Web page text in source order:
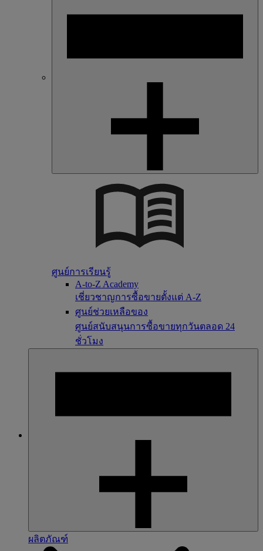
ศูนย์การเรียนรู้
A-to-Z Academy
เชี่ยวชาญการซื้อขายตั้งแต่ A-Z
ศูนย์ช่วยเหลือของ
ศูนย์สนับสนุนการซื้อขายทุกวันตลอด 24
ชั่วโมง
ผลิตภัณฑ์